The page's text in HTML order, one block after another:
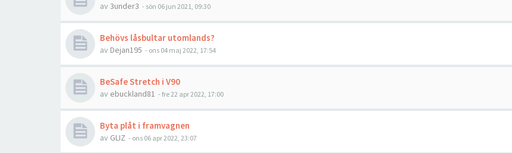
av 3under3 - sön 06 jun 2021, 09:30
Behövs låsbultar utomlands?
av Dejan195 - ons 04 maj 2022, 17:54
BeSafe Stretch i V90
av ebuckland81 - fre 22 apr 2022, 17:00
Byta plåt i framvagnen
av GLIZ - ons 06 apr 2022, 23:07